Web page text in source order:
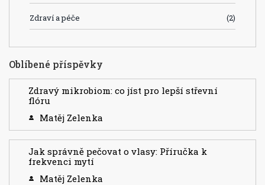
Zdraví a péče (2)
Oblíbené příspěvky
Zdravý mikrobiom: co jíst pro lepší střevní
flóru
Matěj Zelenka
Jak správně pečovat o vlasy: Příručka k
frekvenci mytí
Matěj Zelenka